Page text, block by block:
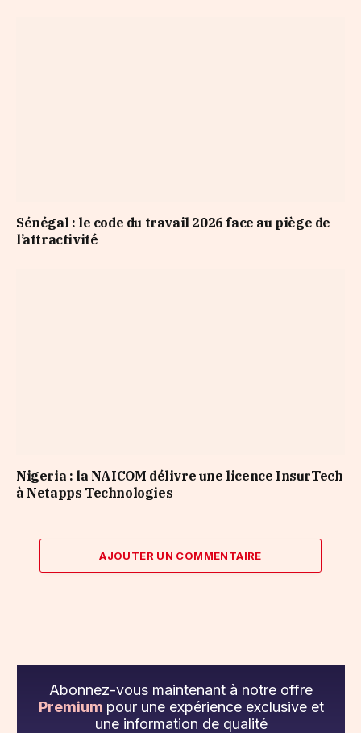
Sénégal : le code du travail 2026 face au piège de
l’attractivité
Nigeria : la NAICOM délivre une licence InsurTech
à Netapps Technologies
AJOUTER UN COMMENTAIRE
Abonnez-vous maintenant à notre offre
Premium pour une expérience exclusive et
une information de qualité